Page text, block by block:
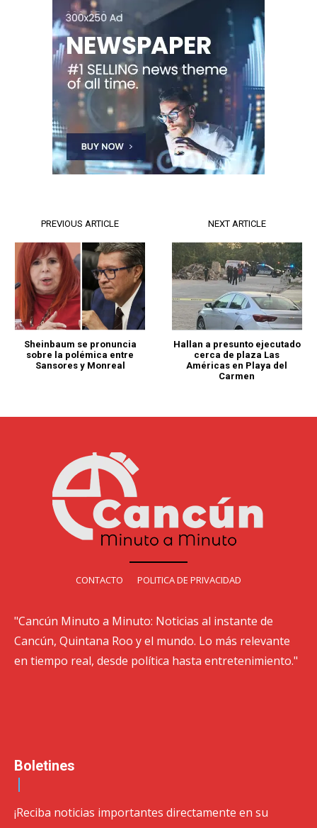
PREVIOUS ARTICLE
Sheinbaum se pronuncia
sobre la polémica entre
Sansores y Monreal
NEXT ARTICLE
Hallan a presunto ejecutado
cerca de plaza Las
Américas en Playa del
Carmen
CONTACTO POLITICA DE PRIVACIDAD
"Cancún Minuto a Minuto: Noticias al instante de
Cancún, Quintana Roo y el mundo. Lo más relevante
en tiempo real, desde política hasta entretenimiento."
Boletines
¡Reciba noticias importantes directamente en su